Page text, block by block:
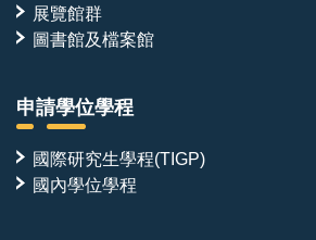
展覽館群
圖書館及檔案館
申請學位學程
國際研究生學程(TIGP)
國內學位學程